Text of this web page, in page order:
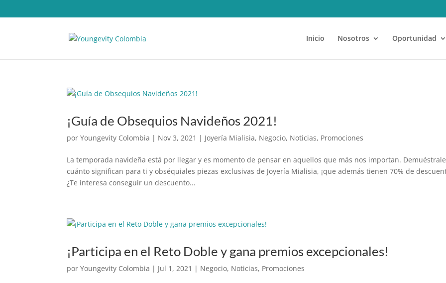
Inicio Nosotros Oportunidad
¡Guía de Obsequios Navideños 2021!
porYoungevity Colombia | Nov 3, 2021 | Joyería Mialisia, Negocio, Noticias, Promociones
La temporada navideña está por llegar y es momento de pensar en aquellos que más nos importan.
cuánto significan para ti y obséquiales piezas exclusivas de Joyería Mialisia, ¡que además tienen 70% de
¿Te interesa conseguir un descuento...
¡Participa en el Reto Doble y gana premios excepcionales!
porYoungevity Colombia | Jul 1, 2021 | Negocio, Noticias, Promociones